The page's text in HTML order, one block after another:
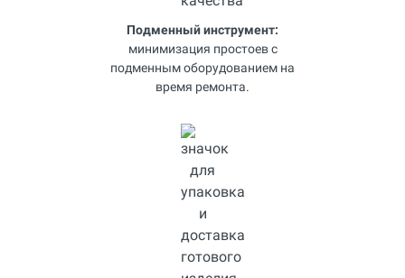
Подменный инструмент:
минимизация простоев с
подменным оборудованием на
время ремонта.